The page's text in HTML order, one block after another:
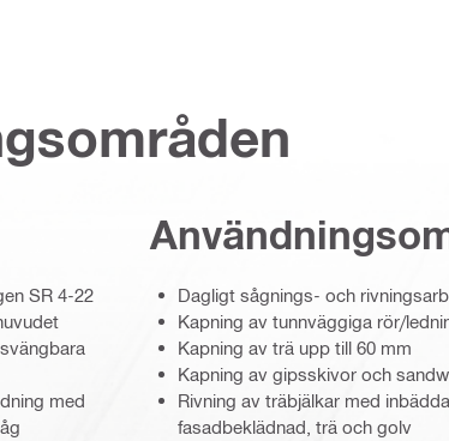
SR 4-22
med
Dagligt sågnings- och
Kapning av tunnväggiga rör/
Kapning av trä upp till 60 mm
Kapning av gipsskivor och
Rivning av träbjälkar med
fasadbeklädnad, trä och golv